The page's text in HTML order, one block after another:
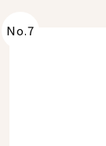
No.7